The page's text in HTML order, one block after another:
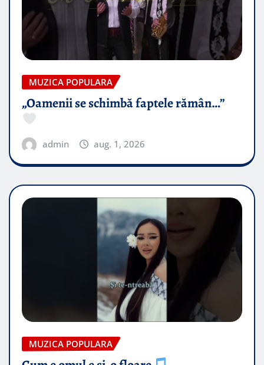
MUZICA POPULARA
„Oamenii se schimbă faptele rămân…”
admin aug. 1, 2026
MUZICA POPULARA